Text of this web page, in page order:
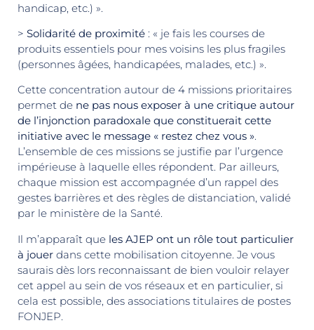
handicap, etc.) ».
> Solidarité de proximité : « je fais les courses de
produits essentiels pour mes voisins les plus fragiles
(personnes âgées, handicapées, malades, etc.) ».
Cette concentration autour de 4 missions prioritaires
permet de ne pas nous exposer à une critique autour
de l’injonction paradoxale que constituerait cette
initiative avec le message « restez chez vous ».
L’ensemble de ces missions se justifie par l’urgence
impérieuse à laquelle elles répondent. Par ailleurs,
chaque mission est accompagnée d’un rappel des
gestes barrières et des règles de distanciation, validé
par le ministère de la Santé.
Il m’apparaît que les AJEP ont un rôle tout particulier
à jouer dans cette mobilisation citoyenne. Je vous
saurais dès lors reconnaissant de bien vouloir relayer
cet appel au sein de vos réseaux et en particulier, si
cela est possible, des associations titulaires de postes
FONJEP.